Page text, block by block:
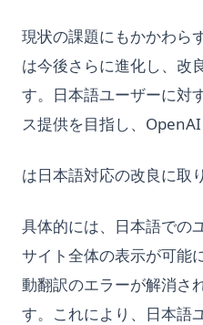
現状の課題にもかかわら
は今後さらに進化し、改
す。日本語ユーザーに対
ス提供を目指し、OpenAI
は日本語対応の改良に取
具体的には、日本語での
サイト全体の表示が可能
動翻訳のエラーが解消さ
す。これにより、日本語